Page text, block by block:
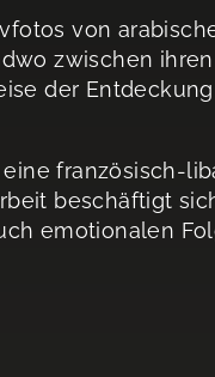
von
zwischen
der
französisch-
beschäftigt
emotionalen